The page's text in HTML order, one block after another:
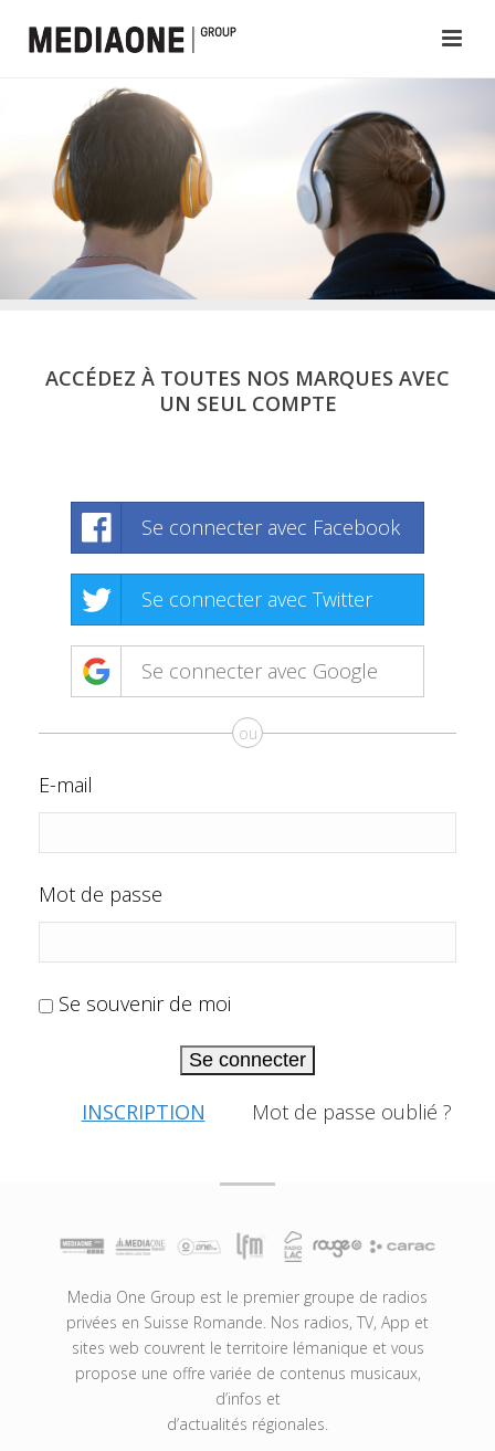
ACCÉDEZ À TOUTES NOS MARQUES AVEC
UN SEUL COMPTE
Se connecter avec Facebook
Se connecter avec Twitter
Se connecter avec Google
ou
E-mail
Mot de passe
Se souvenir de moi
Se connecter
INSCRIPTION Mot de passe oublié ?
Media One Group est le premier groupe de radios
privées en Suisse Romande. Nos radios, TV, App et
sites web couvrent le territoire lémanique et vous
propose une offre variée de contenus musicaux,
d’infos et
d’actualités régionales.